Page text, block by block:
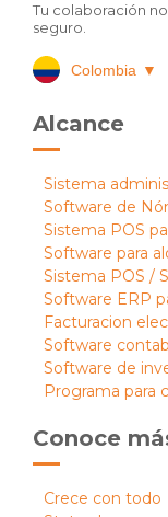
Tu colaboración
seguro.
Colombia ▼
Alcance
Sistema
Software de
Sistema POS
Software para
Sistema POS /
Software ERP
Facturacion
Software
Software de
Programa para
Conoce
Crece con todo